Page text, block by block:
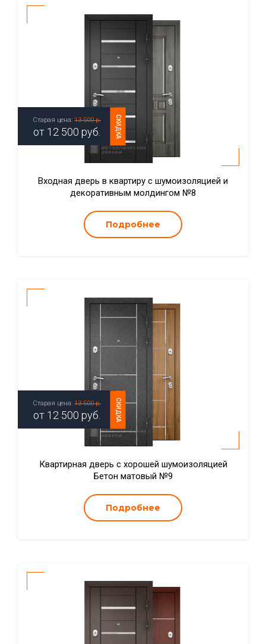
СКИДКА
Старая цена: 13 500 р.
от 12 500 руб.
Входная дверь в квартиру с шумоизоляцией и
декоративным молдингом №8
Подробнее
СКИДКА
Старая цена: 13 500 р.
от 12 500 руб.
Квартирная дверь с хорошей шумоизоляцией
Бетон матовый №9
Подробнее